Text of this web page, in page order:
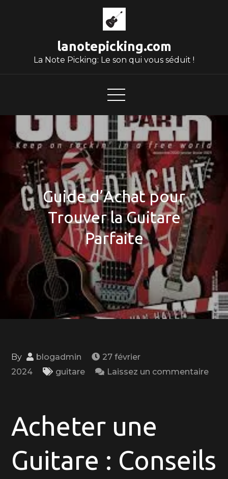
lanotepicking.com
La Note Picking: Le son qui vous séduit !
Guide d’Achat pour
Trouver la Guitare
Parfaite
By blogadmin
27 février
2024
guitare
Laissez un commentaire
pour
la
Guitare
Acheter une
Guitare : Conseils